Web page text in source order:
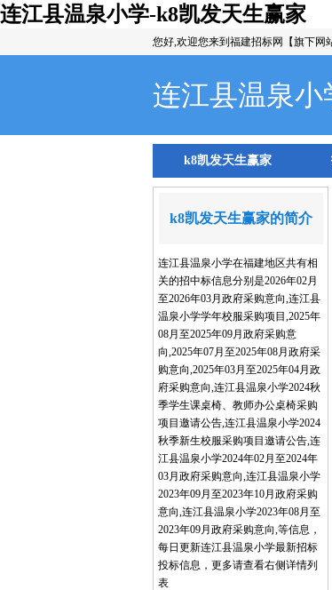
连江县温泉小学-k8凯发天生赢家
您好,欢迎您来到福建招标网【旗下网
连江县温泉小
k8凯发天生赢家
k8凯发天生赢家的简介
连江县温泉小学在福建地区共有相
关的招中标信息分别是2026年02月
至2026年03月政府采购意向,连江县
温泉小学学年校服采购项目,2025年
08月至2025年09月政府采购意
向,2025年07月至2025年08月政府采
购意向,2025年03月至2025年04月政
府采购意向,连江县温泉小学2024秋
季学生课桌椅、教师办公桌椅采购
项目邀请公告,连江县温泉小学2024
秋季新生校服采购项目邀请公告,连
江县温泉小学2024年02月至2024年
03月政府采购意向,连江县温泉小学
2023年09月至2023年10月政府采购
意向,连江县温泉小学2023年08月至
2023年09月政府采购意向,等信息，
每日更新连江县温泉小学最新招标
投标信息，更多请查看右侧详情列
表